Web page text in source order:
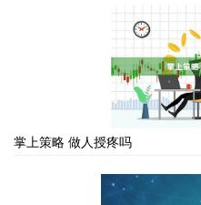
掌上策略 做人授疼吗